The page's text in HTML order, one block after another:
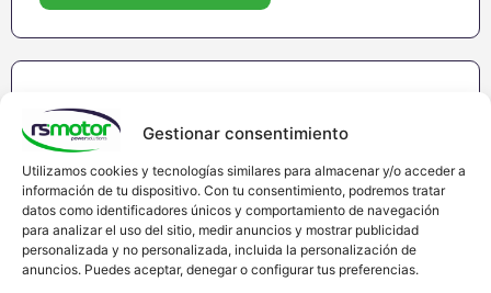
Gestionar consentimiento
Utilizamos cookies y tecnologías similares para almacenar y/o acceder a
información de tu dispositivo. Con tu consentimiento, podremos tratar
datos como identificadores únicos y comportamiento de navegación
para analizar el uso del sitio, medir anuncios y mostrar publicidad
personalizada y no personalizada, incluida la personalización de
anuncios. Puedes aceptar, denegar o configurar tus preferencias.